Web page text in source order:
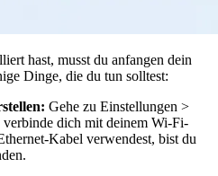
hast, musst du anfangen dein
Dinge, die du tun solltest:
Gehe zu Einstellungen >
dich mit deinem Wi-Fi-
Kabel verwendest, bist du